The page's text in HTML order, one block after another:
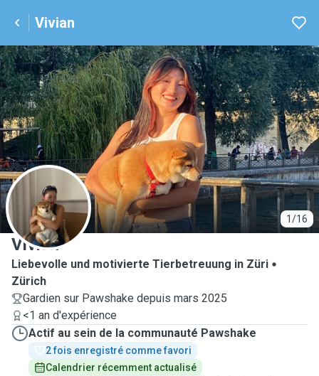
Vivian
1/16
V
Vivian
Liebevolle und motivierte Tierbetreuung in Züri
Zürich
Gardien sur Pawshake depuis mars 2025
<1 an d'expérience
Actif au sein de la communauté Pawshake
2 fois enregistré comme favori
Calendrier récemment actualisé